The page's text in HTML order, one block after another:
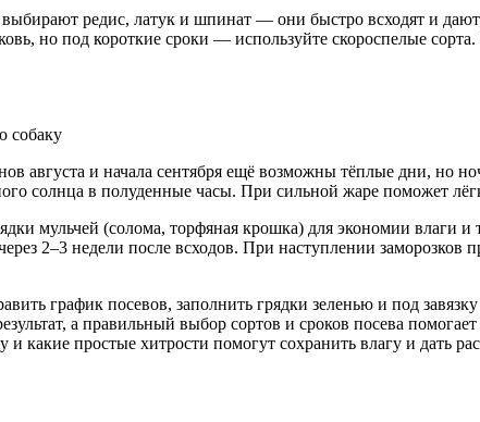
редис, латук и шпинат — они быстро всходят и
но под короткие сроки — используйте скороспелые
собаку
августа и начала сентября ещё возможны тёплые дни, но
солнца в полуденные часы. При сильной жаре поможет
мульчей (солома, торфяная крошка) для экономии
2–3 недели после всходов. При наступлении заморозков
график посевов, заполнить грядки зеленью и под
а правильный выбор сортов и сроков посева
и какие простые хитрости помогут сохранить влагу и дать